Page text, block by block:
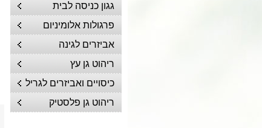
גגון כניסה לבית
פרגולות אלומיניום
אביזרים לגינה
ריהוט גן עץ
כיסויים ואביזרים לגריל
ריהוט גן פלסטיק